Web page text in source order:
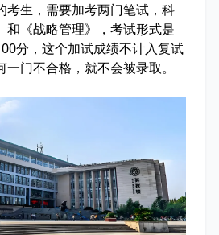
考生，需要加考两门笔试，科
和《战略管理》，考试形式是
分，这个加试成绩不计入复试
门不合格，就不会被录取。